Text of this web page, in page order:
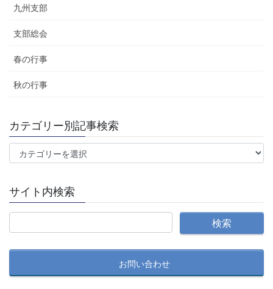
九州支部
支部総会
春の行事
秋の行事
カテゴリー別記事検索
テ
リ
記
事
索
サイト内検索
お問い合わせ